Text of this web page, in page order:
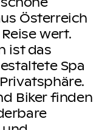
Österreich
wert.
ist das
Spa
Biker finden